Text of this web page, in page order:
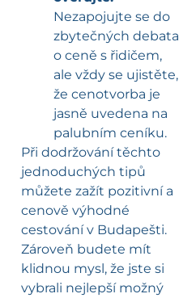
Nezapojujte se do
zbytečných debata
o ceně s řidičem,
ale vždy se ujistěte,
že cenotvorba je
jasně uvedena na
palubním ceníku.
Při dodržování těchto
jednoduchých tipů
můžete zažít pozitivní a
cenově výhodné
cestování v Budapešti.
Zároveň budete mít
klidnou mysl, že jste si
vybrali nejlepší možný